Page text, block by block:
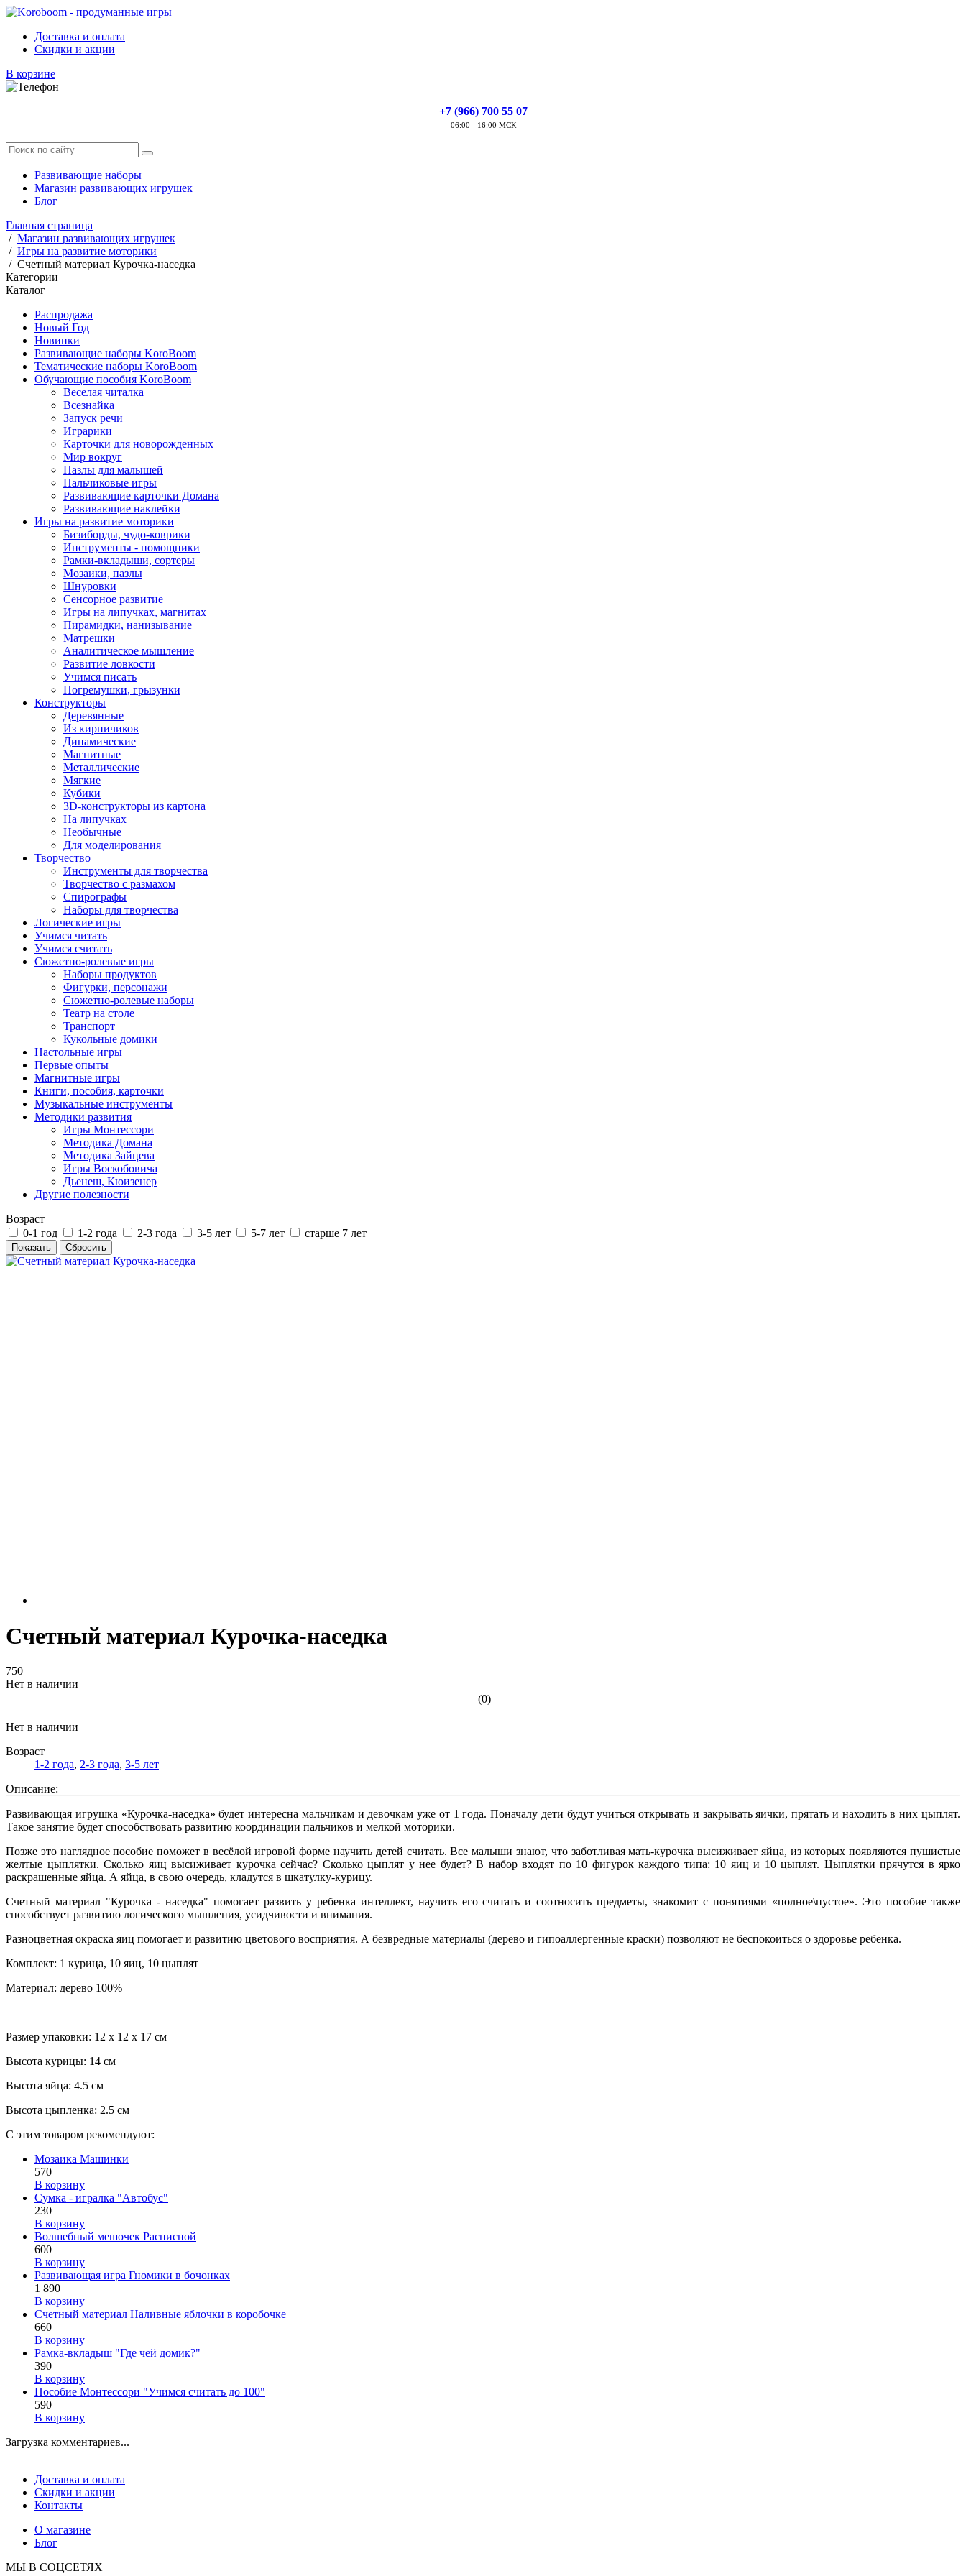
Доставка и оплата
Скидки и акции
В корзине
+7 (966) 700 55 07
06:00 - 16:00 МСК
Развивающие наборы
Магазин развивающих игрушек
Блог
Главная страница
/ Магазин развивающих игрушек
/ Игры на развитие моторики
/ Счетный материал Курочка-наседка
Категории
Каталог
Распродажа
Новый Год
Новинки
Развивающие наборы KoroBoom
Тематические наборы KoroBoom
Обучающие пособия KoroBoom
Веселая читалка
Всезнайка
Запуск речи
Играрики
Карточки для новорожденных
Мир вокруг
Пазлы для малышей
Пальчиковые игры
Развивающие карточки Домана
Развивающие наклейки
Игры на развитие моторики
Бизиборды, чудо-коврики
Инструменты - помощники
Рамки-вкладыши, сортеры
Мозаики, пазлы
Шнуровки
Сенсорное развитие
Игры на липучках, магнитах
Пирамидки, нанизывание
Матрешки
Аналитическое мышление
Развитие ловкости
Учимся писать
Погремушки, грызунки
Конструкторы
Деревянные
Из кирпичиков
Динамические
Магнитные
Металлические
Мягкие
Кубики
3D-конструкторы из картона
На липучках
Необычные
Для моделирования
Творчество
Инструменты для творчества
Творчество с размахом
Спирографы
Наборы для творчества
Логические игры
Учимся читать
Учимся считать
Сюжетно-ролевые игры
Наборы продуктов
Фигурки, персонажи
Сюжетно-ролевые наборы
Театр на столе
Транспорт
Кукольные домики
Настольные игры
Первые опыты
Магнитные игры
Книги, пособия, карточки
Музыкальные инструменты
Методики развития
Игры Монтессори
Методика Домана
Методика Зайцева
Игры Воскобовича
Дьенеш, Кюизенер
Другие полезности
Возраст
0-1 год
1-2 года 2-3 года 3-5 лет 5-7 лет старше 7 лет
Счетный материал Курочка-наседка
750
Нет в наличии
(0)
Нет в наличии
Возраст
1-2 года, 2-3 года, 3-5 лет
Описание:
Развивающая игрушка «Курочка-наседка» будет интересна мальчикам и девочкам уже от 1 года. Поначалу дети будут учиться открывать и закрывать яички, прятать и находить в них цыплят.
Такое занятие будет способствовать развитию координации пальчиков и мелкой моторики.
Позже это наглядное пособие поможет в весёлой игровой форме научить детей считать. Все малыши знают, что заботливая мать-курочка высиживает яйца, из которых появляются пушистые
желтые цыплятки. Сколько яиц высиживает курочка сейчас? Сколько цыплят у нее будет? В набор входят по 10 фигурок каждого типа: 10 яиц и 10 цыплят. Цыплятки прячутся в ярко
раскрашенные яйца. А яйца, в свою очередь, кладутся в шкатулку-курицу.
Счетный материал "Курочка - наседка" помогает развить у ребенка интеллект, научить его считать и соотносить предметы, знакомит с понятиями «полное\пустое». Это пособие также
способствует развитию логического мышления, усидчивости и внимания.
Разноцветная окраска яиц помогает и развитию цветового восприятия. А безвредные материалы (дерево и гипоаллергенные краски) позволяют не беспокоиться о здоровье ребенка.
Комплект: 1 курица, 10 яиц, 10 цыплят
Материал: дерево 100%
Размер упаковки: 12 х 12 х 17 см
Высота курицы: 14 см
Высота яйца: 4.5 см
Высота цыпленка: 2.5 см
С этим товаром рекомендуют:
Мозаика Машинки
570
В корзину
Сумка - игралка "Автобус"
230
В корзину
Волшебный мешочек Расписной
600
В корзину
Развивающая игра Гномики в бочонках
1 890
В корзину
Счетный материал Наливные яблочки в коробочке
660
В корзину
Рамка-вкладыш "Где чей домик?"
390
В корзину
Пособие Монтессори "Учимся считать до 100"
590
В корзину
Загрузка комментариев...
Доставка и оплата
Скидки и акции
Контакты
О магазине
Блог
МЫ В СОЦСЕТЯХ